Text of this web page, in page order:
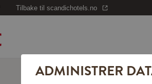
Tilbake til scandichotels.no
ADMINISTRER